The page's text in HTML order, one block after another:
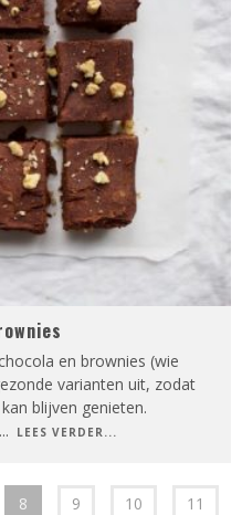
en brownies (wie
varianten uit, zodat
blijven genieten.
... LEES VERDER...
8 9 10 11